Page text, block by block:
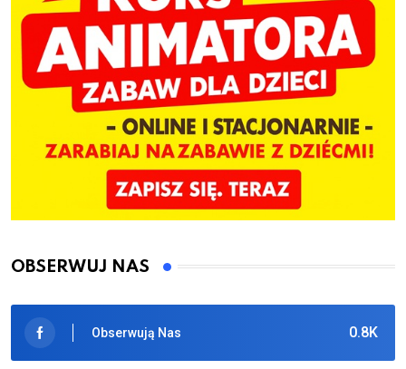
OBSERWUJ NAS
0.8K
Obserwują Nas